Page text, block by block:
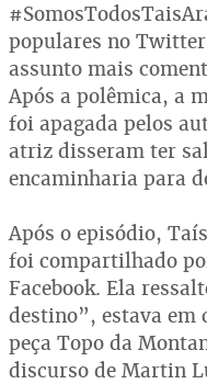
populares no
assunto mais
Após a polêmica, a
foi apagada pelos
atriz disseram ter
encaminharia para
Após o episódio,
foi compartilhado
Facebook. Ela
destino”, estava em
peça Topo da
discurso de Martin